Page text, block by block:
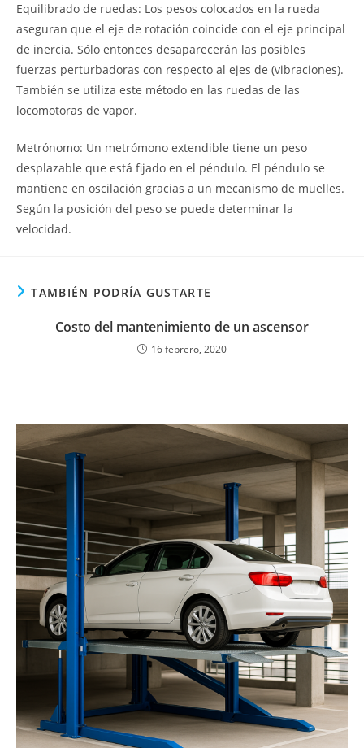
Equilibrado de ruedas: Los pesos colocados en la rueda
aseguran que el eje de rotación coincide con el eje principal
de inercia. Sólo entonces desaparecerán las posibles
fuerzas perturbadoras con respecto al ejes de (vibraciones).
También se utiliza este método en las ruedas de las
locomotoras de vapor.
Metrónomo: Un metrómono extendible tiene un peso
desplazable que está fijado en el péndulo. El péndulo se
mantiene en oscilación gracias a un mecanismo de muelles.
Según la posición del peso se puede determinar la
velocidad.
TAMBIÉN PODRÍA GUSTARTE
Costo del mantenimiento de un ascensor
16 febrero, 2020